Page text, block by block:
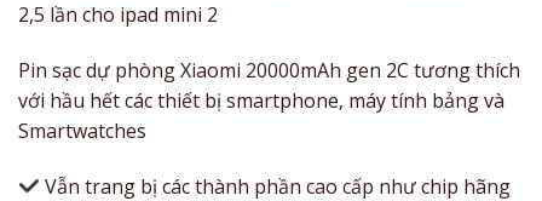
2,5 lần cho ipad mini 2
Pin sạc dự phòng Xiaomi 20000mAh gen 2C tương thích
với hầu hết các thiết bị smartphone, máy tính bảng và
Smartwatches
Vẫn trang bị các thành phần cao cấp như chip hãng